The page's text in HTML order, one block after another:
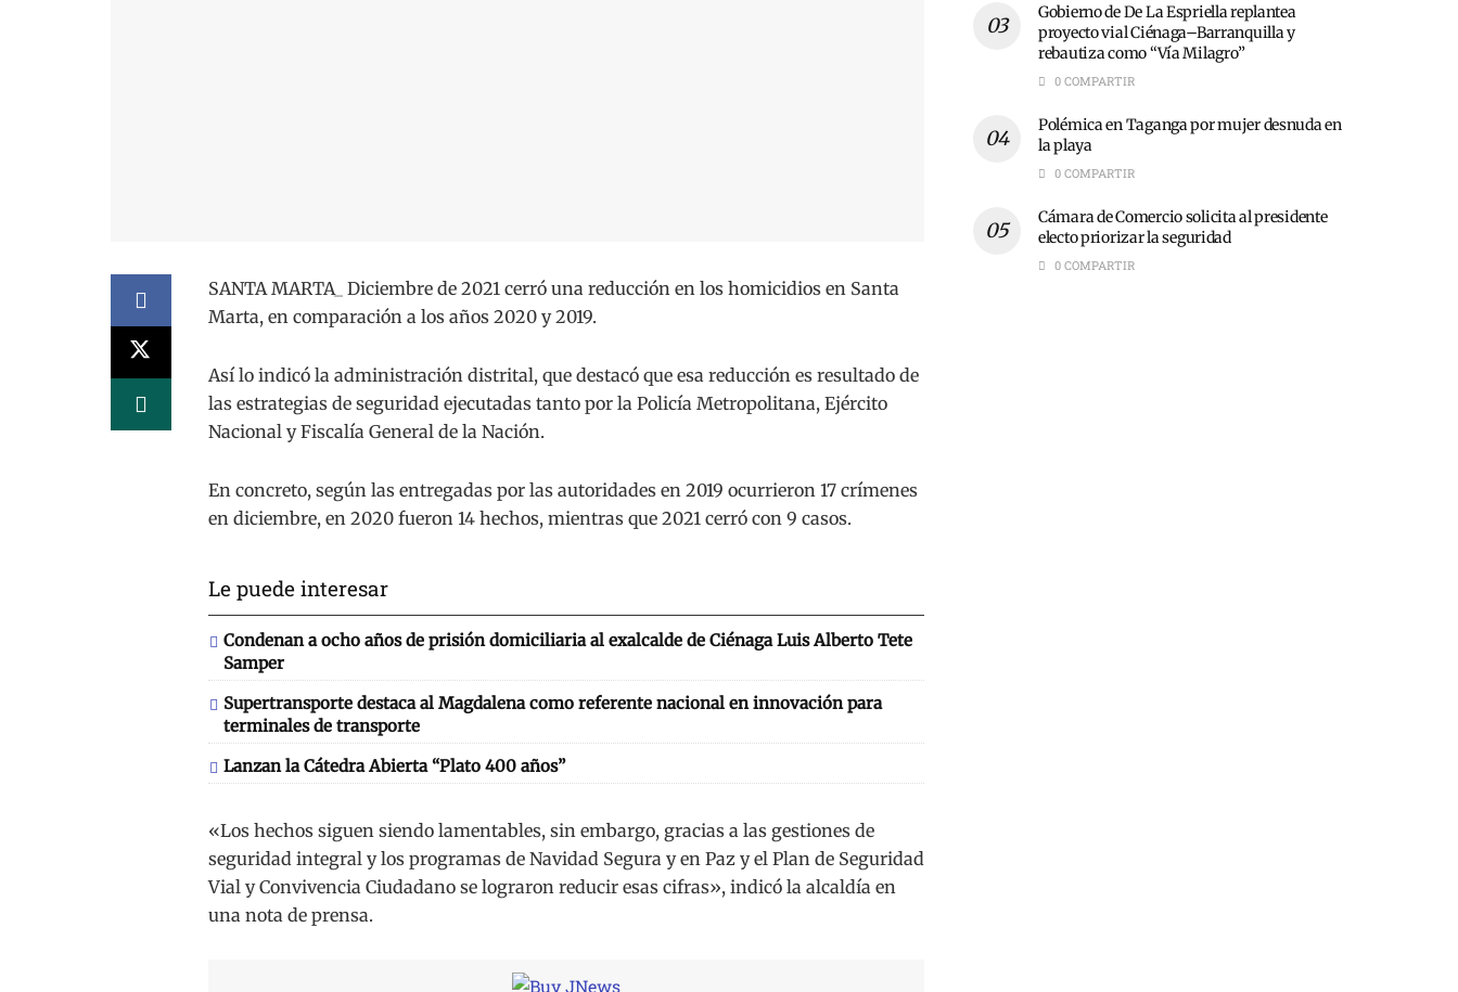
SANTA MARTA_ Diciembre de 2021 cerró una reducción en los homicidios en Santa
Marta, en comparación a los años 2020 y 2019.
Así lo indicó la administración distrital, que destacó que esa reducción es resultado de
las estrategias de seguridad ejecutadas tanto por la Policía Metropolitana, Ejército
Nacional y Fiscalía General de la Nación.
En concreto, según las entregadas por las autoridades en 2019 ocurrieron 17 crímenes
en diciembre, en 2020 fueron 14 hechos, mientras que 2021 cerró con 9 casos.
Le puede interesar
Condenan a ocho años de prisión domiciliaria al exalcalde de Ciénaga Luis Alberto Tete
Samper
Supertransporte destaca al Magdalena como referente nacional en innovación para
terminales de transporte
Lanzan la Cátedra Abierta “Plato 400 años”
«Los hechos siguen siendo lamentables, sin embargo, gracias a las gestiones de
seguridad integral y los programas de Navidad Segura y en Paz y el Plan de Seguridad
Vial y Convivencia Ciudadano se lograron reducir esas cifras», indicó la alcaldía en
una nota de prensa.
Gobierno de De La Espriella replantea
proyecto vial Ciénaga–Barranquilla y
rebautiza como “Vía Milagro”
0 COMPARTIR
Polémica en Taganga por mujer desnuda en
la playa
0 COMPARTIR
Cámara de Comercio solicita al presidente
electo priorizar la seguridad
0 COMPARTIR